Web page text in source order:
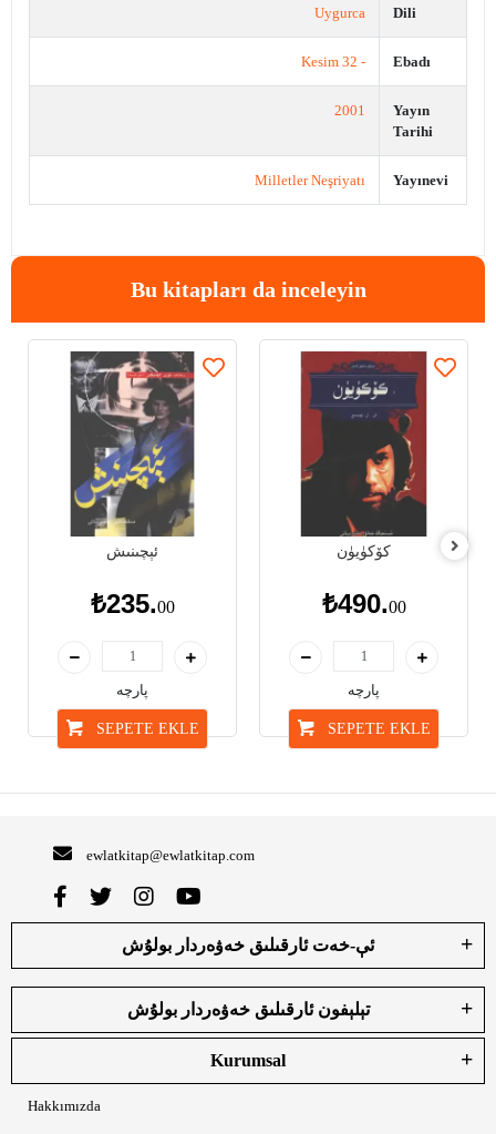
Dili
Uygurca
Ebadı
- 32 Kesim
Yayın
Tarihi
2001
Yayınevi
Milletler Neşriyatı
Bu kitapları da inceleyin
ئېچىنىش
₺235.00
پارچە
SEPETE EKLE
كۆكۈيۈن
₺490.00
پارچە
SEPETE EKLE
ewlatkitap@ewlatkitap.com
ئې-خەت ئارقىلىق خەۋەردار بولۇش
تېلېفون ئارقىلىق خەۋەردار بولۇش
Kurumsal
Hakkımızda